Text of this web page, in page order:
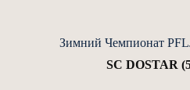
Зимний Чемпионат
SC DOSTAR